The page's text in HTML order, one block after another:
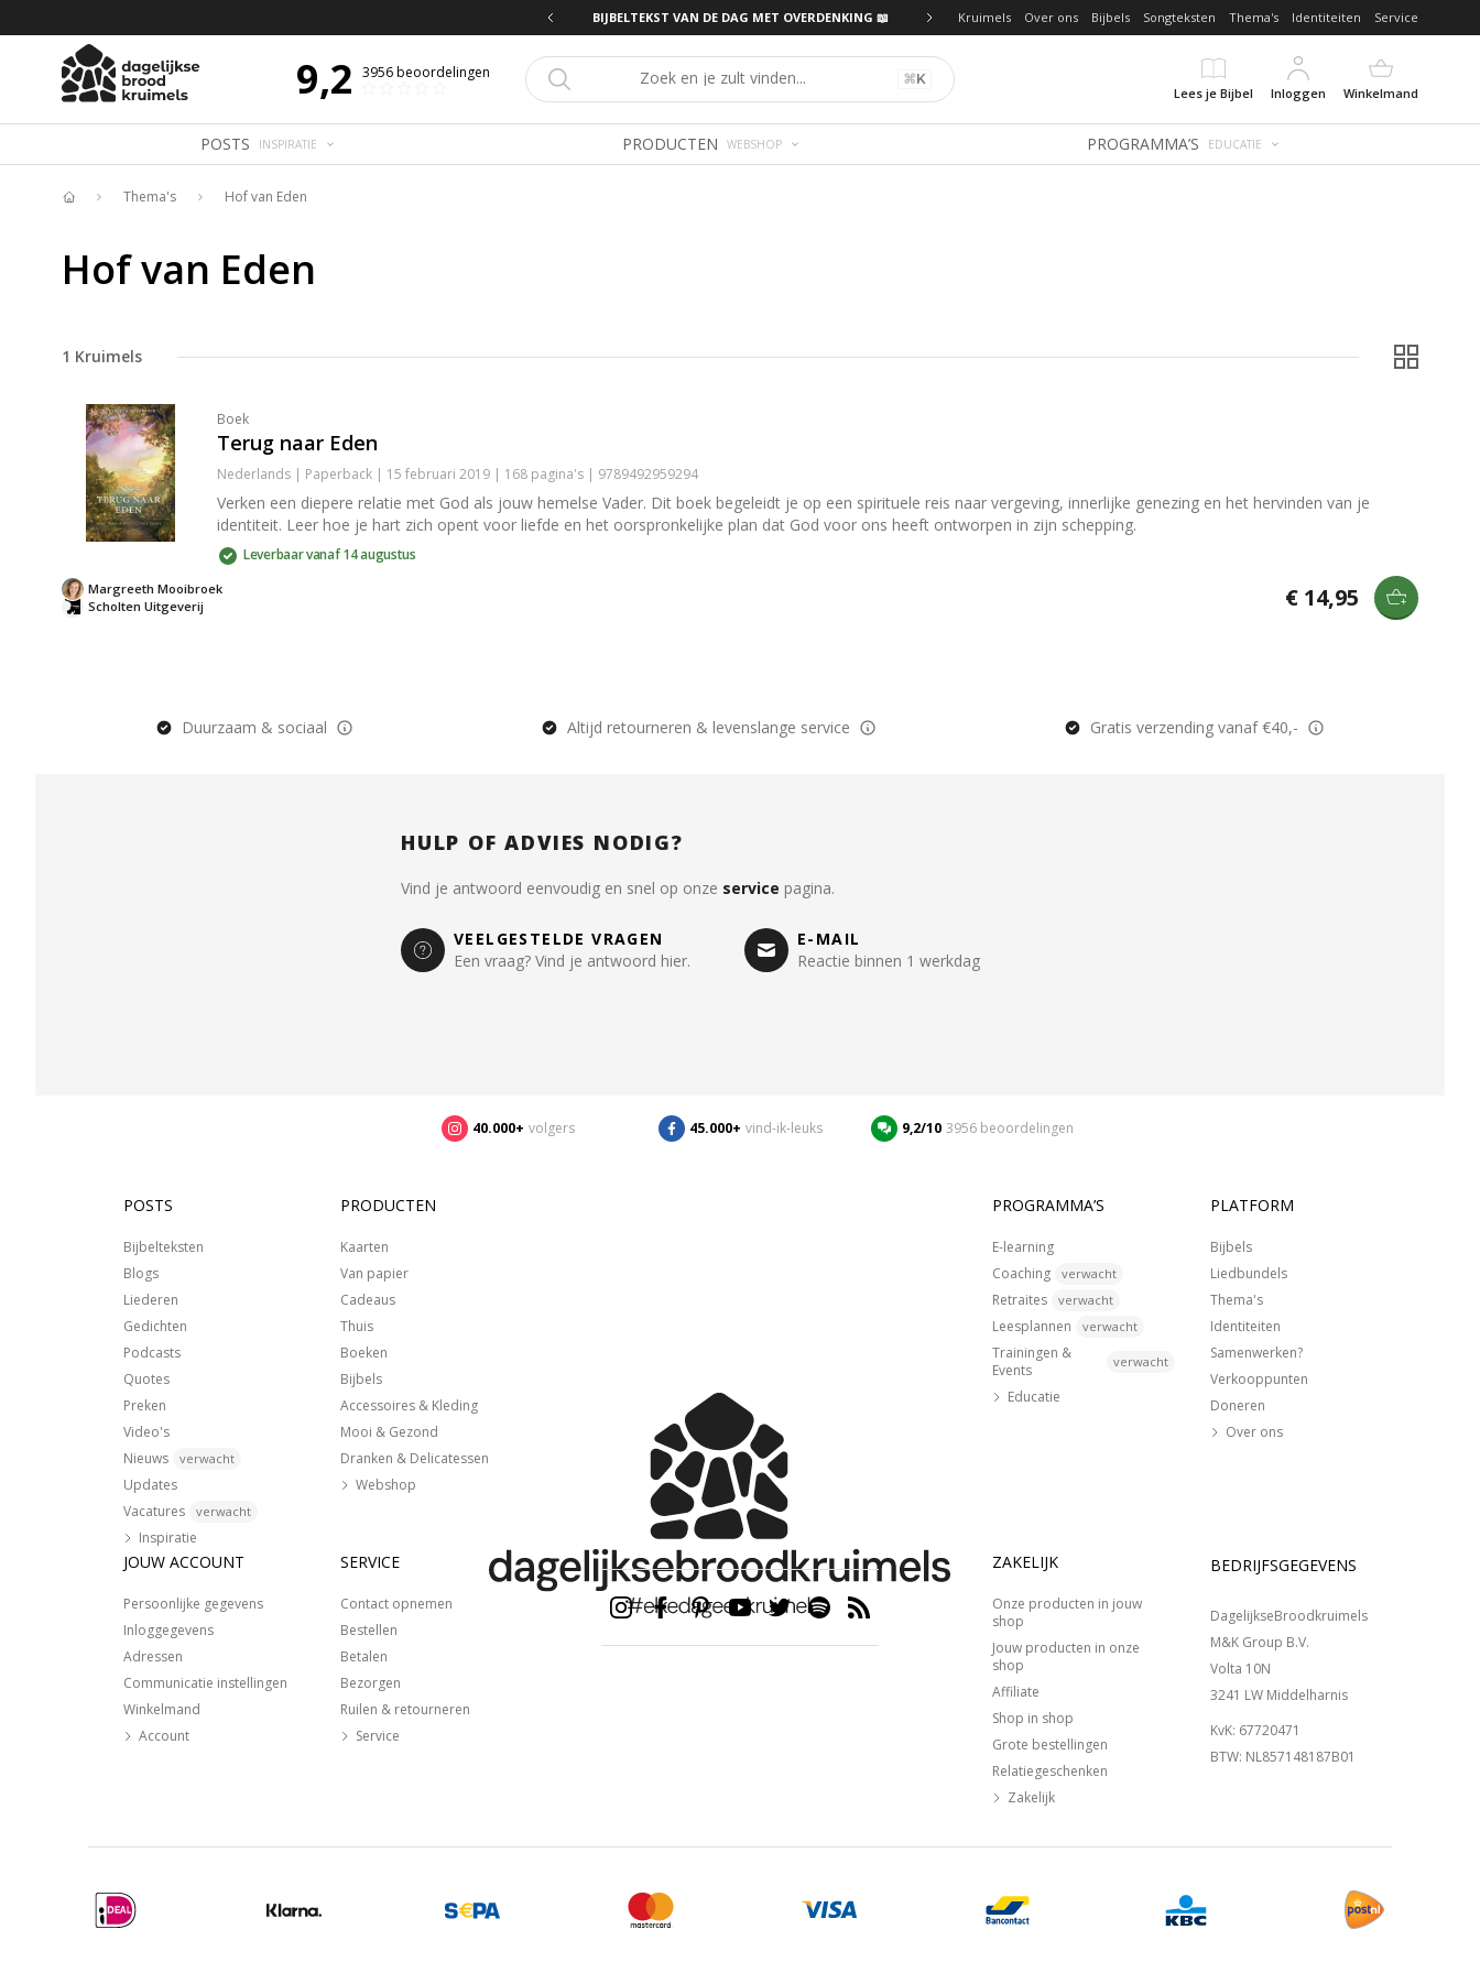
BIJBELTEKST VAN DE DAG MET OVERDENKING 📖 Kruimels Over ons Bijbels Songteksten Thema's Identiteiten Service
9,2 3956beoordelingen ⌘K
Lees je Bijbel
Inloggen Winkelmand
POSTS INSPIRATIE PRODUCTEN WEBSHOP PROGRAMMA’S EDUCATIE
Thema's Hof van Eden
Hof van Eden
1 Kruimels
Boek
Terug naar Eden
Nederlands | Paperback | 15 februari 2019 | 168 pagina's | 9789492959294
Verken een diepere relatie met God als jouw hemelse Vader. Dit boek begeleidt je op een spirituele reis naar vergeving, innerlijke genezing en het hervinden van je
identiteit. Leer hoe je hart zich opent voor liefde en het oorspronkelijke plan dat God voor ons heeft ontworpen in zijn schepping.
Leverbaar vanaf 14 augustus
Scholten Uitgeverij
Margreeth Mooibroek € 14,95
Duurzaam & sociaal Altijd retourneren & levenslange service Gratis verzending vanaf €40,-
HULP OF ADVIES NODIG?
Vind je antwoord eenvoudig en snel op onze service pagina.
VEELGESTELDE VRAGEN
Een vraag? Vind je antwoord hier.
E-MAIL
Reactie binnen 1 werkdag
40.000+ volgers 45.000+ vind-ik-leuks 9,2/10 3956 beoordelingen
POSTS
Bijbelteksten
Blogs
Liederen
Gedichten
Podcasts
Quotes
Preken
Video's
Nieuws
verwacht
Updates
Vacatures
verwacht
Inspiratie
PRODUCTEN
Kaarten
Van papier
Cadeaus
Thuis
Boeken
Bijbels
Accessoires & Kleding
Mooi & Gezond
Dranken & Delicatessen
Webshop
PROGRAMMA’S
E-learning
Coaching
verwacht
Retraites verwacht
Leesplannen verwacht
Trainingen &
Events
verwacht
Educatie
PLATFORM
Bijbels
Liedbundels
Thema's
Identiteiten
Samenwerken?
Verkooppunten
Doneren
Over ons
JOUW ACCOUNT
Persoonlijke gegevens
Inloggegevens
Adressen
Communicatie instellingen
Winkelmand
Account
SERVICE
Contact opnemen
Bestellen
Betalen
Bezorgen
Ruilen & retourneren
Service
ZAKELIJK
Onze producten in jouw
shop
Jouw producten in onze
shop
Affiliate
Shop in shop
Grote bestellingen
Relatiegeschenken
Zakelijk
BEDRIJFSGEGEVENS
DagelijkseBroodkruimels
M&K Group B.V.
Volta 10N
3241 LW Middelharnis
KvK: 67720471
BTW: NL857148187B01